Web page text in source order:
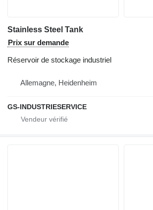
Stainless Steel Tank
Prix sur demande
Réservoir de stockage industriel
Allemagne, Heidenheim
GS-INDUSTRIESERVICE